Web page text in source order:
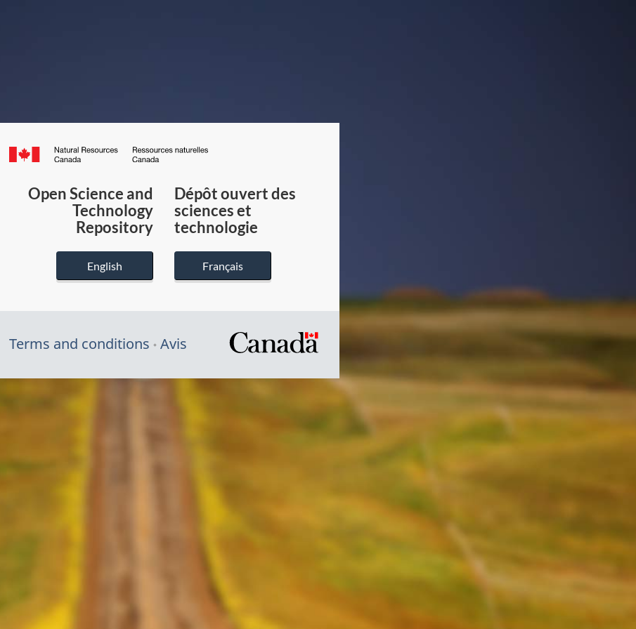
Canada.ca
du
Canada
Open Science and
Technology
Repository
English
Dépôt ouvert des
sciences et
technologie
Français
Terms and conditions Avis
/
Symbole
du
gouvernement
du